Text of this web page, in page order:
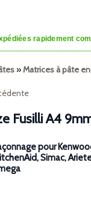
rapidement
»Matrices à pâte
Fusilli A4
pour
Simac,